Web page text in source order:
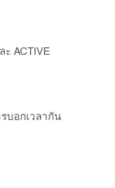
ะ ACTIVE
บอกเวลากัน